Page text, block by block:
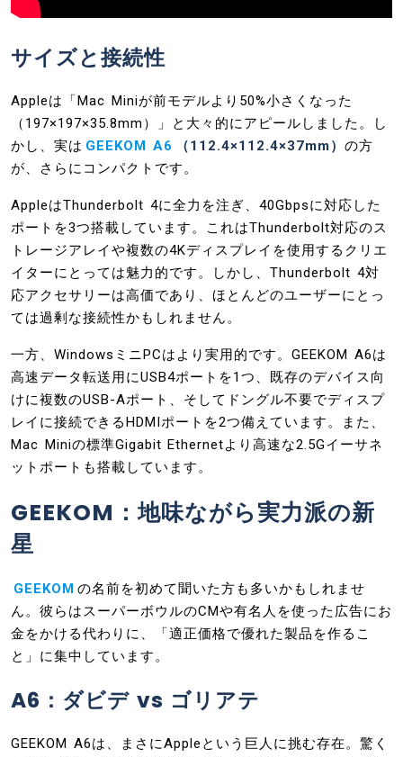
サイズと接続性
Appleは「Mac Miniが前モデルより50%小さくなった
（197×197×35.8mm）」と大々的にアピールしました。し
かし、実は GEEKOM A6 （112.4×112.4×37mm） の方
が、さらにコンパクトです。
AppleはThunderbolt 4に全力を注ぎ、40Gbpsに対応した
ポートを3つ搭載しています。これはThunderbolt対応のス
トレージアレイや複数の4Kディスプレイを使用するクリエ
イターにとっては魅力的です。しかし、Thunderbolt 4対
応アクセサリーは高価であり、ほとんどのユーザーにとっ
ては過剰な接続性かもしれません。
一方、WindowsミニPCはより実用的です。GEEKOM A6は
高速データ転送用にUSB4ポートを1つ、既存のデバイス向
けに複数のUSB-Aポート、そしてドングル不要でディスプ
レイに接続できるHDMIポートを2つ備えています。また、
Mac Miniの標準Gigabit Ethernetより高速な2.5Gイーサネ
ットポートも搭載しています。
GEEKOM：地味ながら実力派の新
星
GEEKOM の名前を初めて聞いた方も多いかもしれませ
ん。彼らはスーパーボウルのCMや有名人を使った広告にお
金をかける代わりに、「適正価格で優れた製品を作るこ
と」に集中しています。
A6：ダビデ vs ゴリアテ
GEEKOM A6は、まさにAppleという巨人に挑む存在。驚く